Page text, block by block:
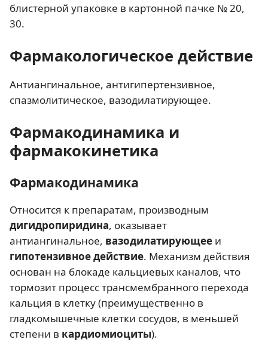
блистерной упаковке в картонной пачке № 20,
30.
Фармакологическое действие
Антиангинальное, антигипертензивное,
спазмолитическое, вазодилатирующее.
Фармакодинамика и
фармакокинетика
Фармакодинамика
Относится к препаратам, производным
дигидропиридина, оказывает
антиангинальное, вазодилатирующее и
гипотензивное действие. Механизм действия
основан на блокаде кальциевых каналов, что
тормозит процесс трансмембранного перехода
кальция в клетку (преимущественно в
гладкомышечные клетки сосудов, в меньшей
степени в кардиомиоциты).